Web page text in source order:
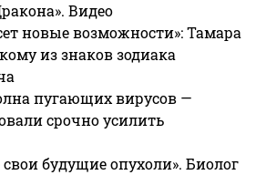
Видео
новые возможности»: Тамара
из знаков зодиака
пугающих вирусов —
срочно усилить
будущие опухоли». Биолог